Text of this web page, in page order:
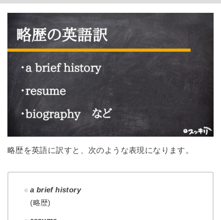
略歴を英語に訳すと、次のような表現になります。
a brief history
(略歴)